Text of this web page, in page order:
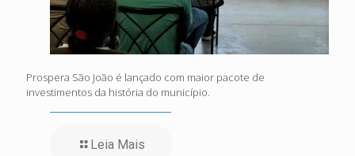
Prospera São João é lançado com maior pacote de
investimentos da história do município.
Leia Mais